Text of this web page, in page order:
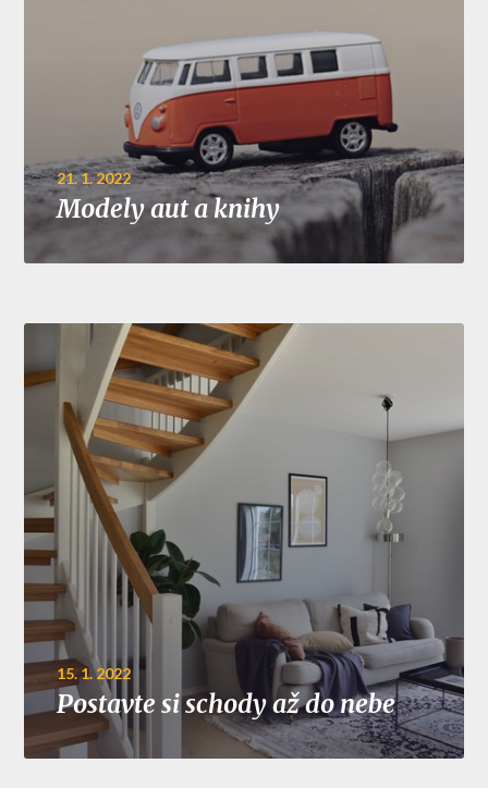
21. 1. 2022
Modely aut a knihy
15. 1. 2022
Postavte si schody až do nebe